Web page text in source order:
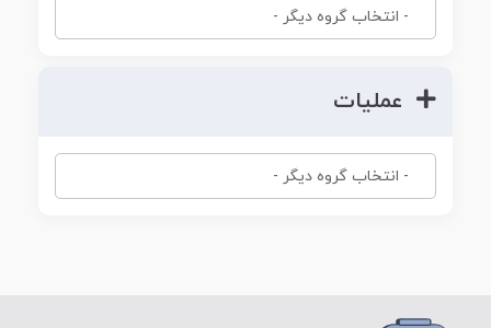
عملیات